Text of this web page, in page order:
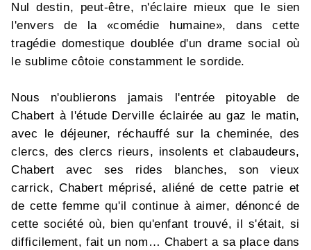
Nul destin, peut-être, n'éclaire mieux que le sien
l'envers de la «comédie humaine», dans cette
tragédie domestique doublée d'un drame social où
le sublime côtoie constamment le sordide.
Nous n'oublierons jamais l'entrée pitoyable de
Chabert à l'étude Derville éclairée au gaz le matin,
avec le déjeuner, réchauffé sur la cheminée, des
clercs, des clercs rieurs, insolents et clabaudeurs,
Chabert avec ses rides blanches, son vieux
carrick, Chabert méprisé, aliéné de cette patrie et
de cette femme qu'il continue à aimer, dénoncé de
cette société où, bien qu'enfant trouvé, il s'était, si
difficilement, fait un nom… Chabert a sa place dans